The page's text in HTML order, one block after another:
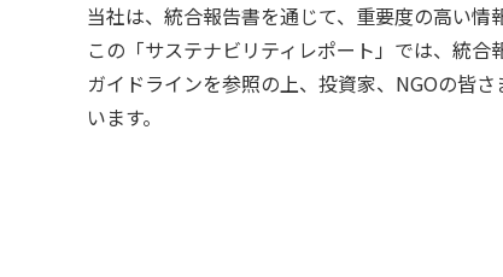
当社は、統合報告書を通じて、重要度の高い情
この「サステナビリティレポート」では、統
ガイドラインを参照の上、投資家、NGOの皆
います。